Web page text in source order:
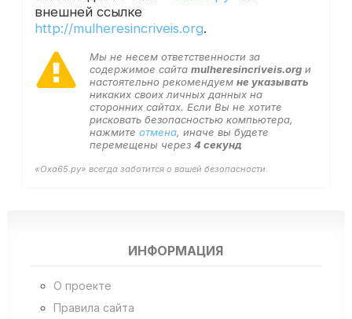
внешней ссылке
http://mulheresincriveis.org.
Мы не несем ответственности за
содержимое сайта mulheresincriveis.orgи
настоятельно рекомендуем не указывать
никаких своих личных данных на
сторонних сайтах. Если Вы не хотите
рисковать безопасностью компьютера,
нажмите отмена, иначе вы будете
перемещены через 4 секунд
«Оха65.ру» всегда заботится о вашей безопасности.
ИНФОРМАЦИЯ
О проекте
Правила сайта